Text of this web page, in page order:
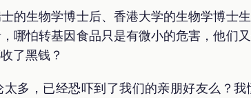
的生物学博士后、香港大学的生物学博士
哪怕转基因食品只是有微小的危害，他们
了黑钱？
多，已经恐吓到了我们的亲朋好友么？